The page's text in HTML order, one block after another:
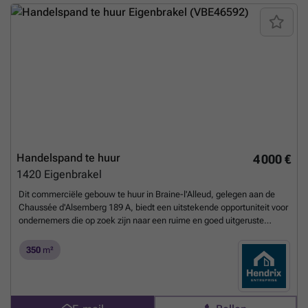
4 000 €
Handelspand te huur
1420 Eigenbrakel
Dit commerciële gebouw te huur in Braine-l'Alleud, gelegen aan de
Chaussée d'Alsemberg 189 A, biedt een uitstekende opportuniteit voor
ondernemers die op zoek zijn naar een ruime en goed uitgeruste
eigendom, geregistreerd onder referentie VBE46592, direct
beschikbaar bij akte. Het pand verkeert in uitstekende staat en
beschikt over een breed uitstalraam van 10 meter, wat ideaal is voor
het presenteren van producten of diensten aan het publiek. De
commerciële ruimte omvat een kelder en is uitgerust met alle nodige
350 m²